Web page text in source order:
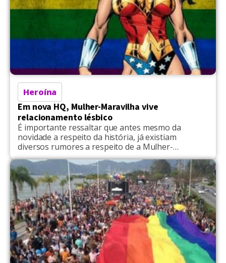
Heroína
Em nova HQ, Mulher-Maravilha vive
relacionamento lésbico
É importante ressaltar que antes mesmo da
novidade a respeito da história, já existiam
diversos rumores a respeito de a Mulher-
Maravilha pertencer à comunidade LGBTQIA+